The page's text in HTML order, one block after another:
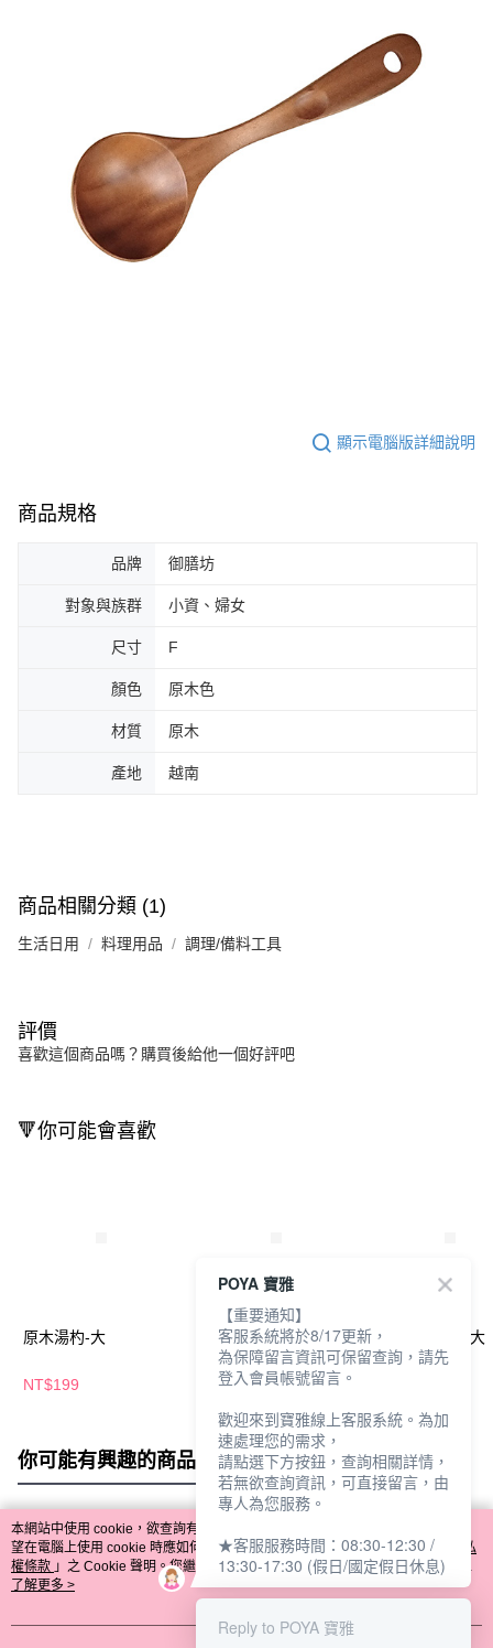
５．嚴禁一人註冊多個帳號或使用他人資訊註冊。若發現惡意使用之情形，
恩沛科技股份有限公司將有權停止該用戶之使用額度並採取法律行動。
顯示電腦版詳細說明
商品規格
品牌 御膳坊
對象與族群 小資、婦女
尺寸 F
顏色 原木色
材質 原木
產地 越南
商品相關分類 (1)
生活日用 料理用品 調理/備料工具
評價
喜歡這個商品嗎？購買後給他一個好評吧
🔻你可能會喜歡
原木湯杓-大
NT$199
原木台式湯杓-中
NT$169
原木台式湯杓-大
你可能有興趣的商品 全站排行
熱門標籤
本網站中使用 cookie，欲查詢有關本網站使用 cookie 方式之詳情，及若您不希
望在電腦上使用 cookie 時應如何變更電腦的 cookie 設定，請參閱本網站「
隱私
權條款 」之 Cookie 聲明。您繼續使用本網站即表示您同意本公司得按本網站使
用條款之 Cookie 聲明使用 cookie。
了解更多 >
POYA 寶雅
【重要通知】
客服系統將於8/17更新，
為保障留言資訊可保留查詢，請先
登入會員帳號留言。
歡迎來到寶雅線上客服系統。為加
速處理您的需求，
請點選下方按鈕，查詢相關詳情，
若無欲查詢資訊，可直接留言，由
專人為您服務。
★客服服務時間：08:30-12:30 /
13:30-17:30 (假日/國定假日休息)
Reply to POYA 寶雅